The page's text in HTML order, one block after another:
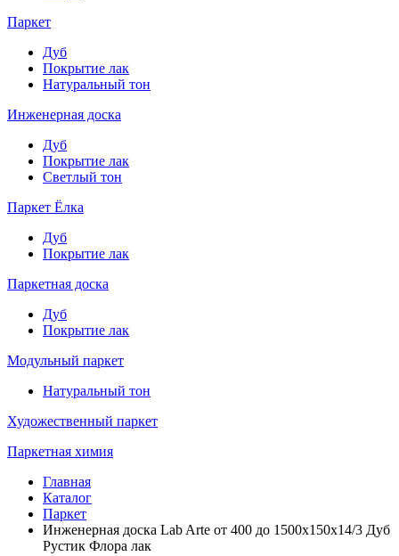
Паркет
Дуб
Покрытие лак
Натуральный тон
Инженерная доска
Дуб
Покрытие лак
Светлый тон
Паркет Ёлка
Дуб
Покрытие лак
Паркетная доска
Дуб
Покрытие лак
Модульный паркет
Натуральный тон
Художественный паркет
Паркетная химия
Главная
Каталог
Паркет
Инженерная доска Lab Arte от 400 до 1500х150х14/3 Дуб
Рустик Флора лак